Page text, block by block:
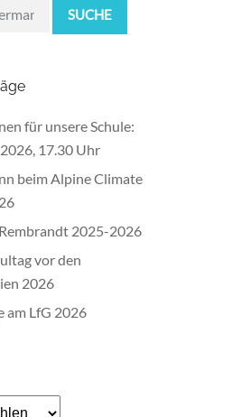
SUCHE
für unsere Schule:
17.30 Uhr
beim Alpine Climate
2025-2026
vor den
2026
am LfG 2026